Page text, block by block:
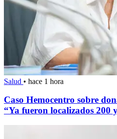
Salud • hace 1 hora
Caso Hemocentro sobre
“Ya fueron localizados 200